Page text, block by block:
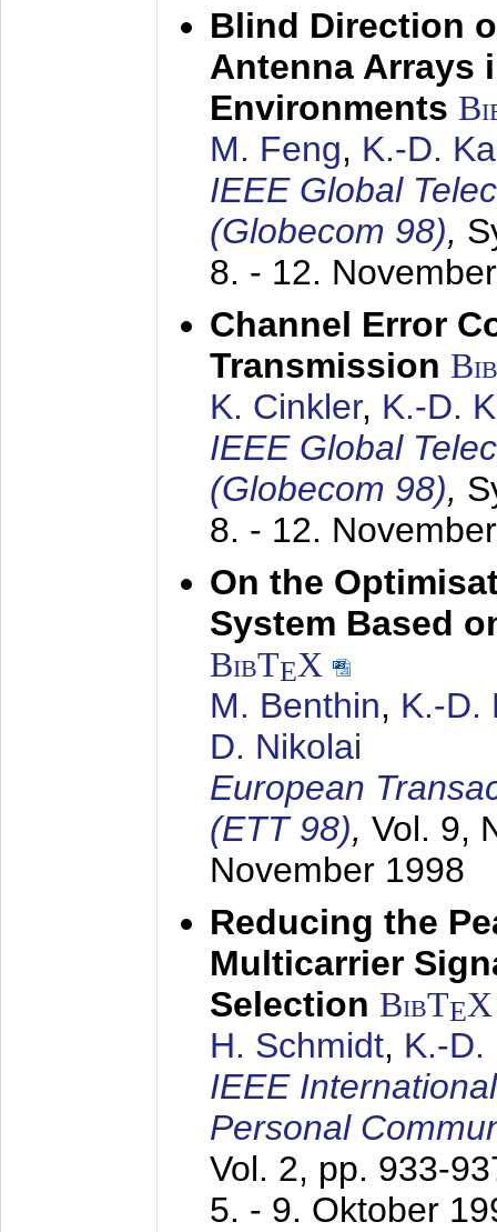
Blind Direction
Antenna Arrays
Environments
M. Feng, K.-D.
IEEE Global
(Globecom 98),
8. - 12.
Channel Error
Transmission
K. Cinkler, K.-D.
IEEE Global
(Globecom 98),
8. - 12.
On the
System Based
BibTEX
M. Benthin, K.-D.
D. Nikolai
European
(ETT 98), Vol. 9,
November 1998
Reducing the
Multicarrier
Selection BibTEX
H. Schmidt, K.-D.
IEEE
Personal
Vol. 2, pp. 933-
5. - 9. Oktober